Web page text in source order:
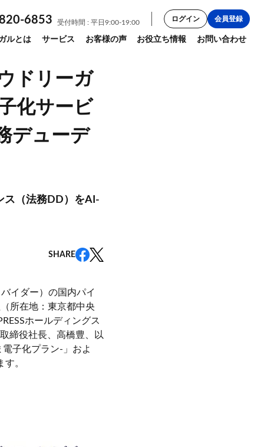
6853 受付時間 : 平日9:00-19:00 ログイン 会員登録
ルとは サービス お客様の声 お役立ち情報 お問い合わせ
ドリーガ
化サービ
デューデ
ス（法務DD）をAI-
SHARE
イダー）の国内パイ
所在地：東京都中央
ホールディングス
締役社長、高橋豊、以
子化プラン-」およ
。